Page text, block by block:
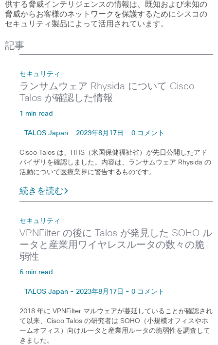
供する脅威インテリジェンスの情報は、既知および未知の
脅威からお客様のネットワークを保護するためにシスコの
セキュリティ製品によって活用されています。
記事
セキュリティ
ランサムウェア Rhysida について Cisco
Talos が確認した情報
1 min read
TALOS Japan - 2023年8月17日 - 0 コメント
Cisco Talos は、HHS（米国保健福祉省）が先日公開したアド
バイザリを確認しました。内容は、ランサムウェア Rhysida の
活動について医療業界に警告するものです。
続きを読む
セキュリティ
VPNFilter の後に Talos が発見した SOHO ル
ータと産業用ワイヤレスルータの数々の脆
弱性
6 min read
TALOS Japan - 2023年8月17日 - 0 コメント
2018 年に VPNFilter マルウェアが蔓延していることが確認され
て以来、Cisco Talos の研究者は SOHO（小規模オフィスやホ
ームオフィス）向けルータと産業用ルータの脆弱性を調査して
きました。